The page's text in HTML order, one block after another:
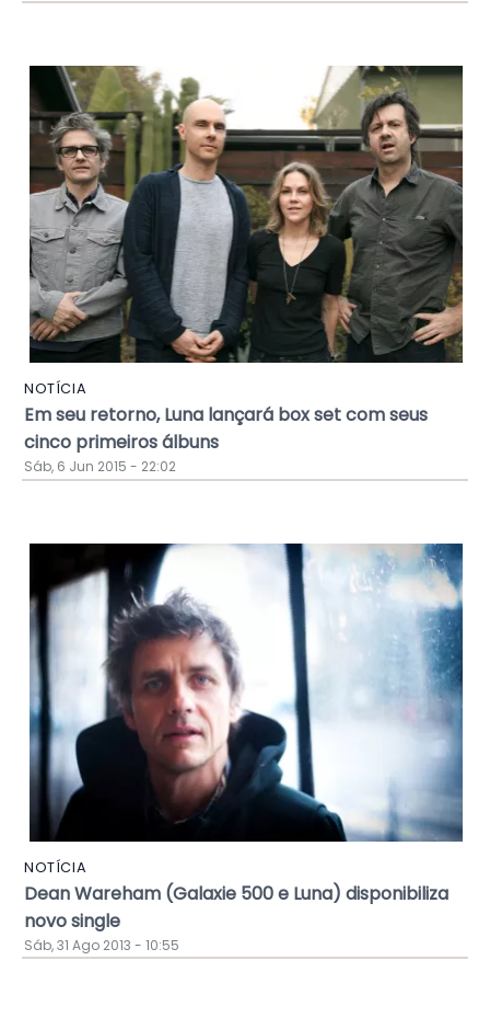
NOTÍCIA
Em seu retorno, Luna lançará box set com seus
cinco primeiros álbuns
Sáb, 6 Jun 2015 - 22:02
NOTÍCIA
Dean Wareham (Galaxie 500 e Luna) disponibiliza
novo single
Sáb, 31 Ago 2013 - 10:55